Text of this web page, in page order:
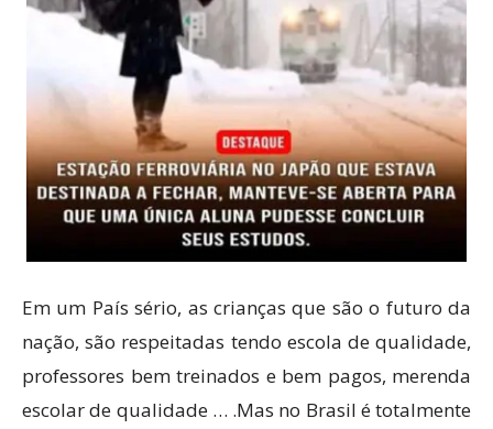
Em um País sério, as crianças que são o futuro da
nação, são respeitadas tendo escola de qualidade,
professores bem treinados e bem pagos, merenda
escolar de qualidade … .Mas no Brasil é totalmente